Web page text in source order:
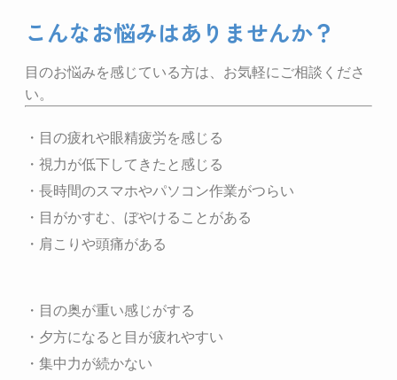
こんなお悩みはありませんか？
目のお悩みを感じている方は、お気軽にご相談くださ
い。
・目の疲れや眼精疲労を感じる
・視力が低下してきたと感じる
・長時間のスマホやパソコン作業がつらい
・目がかすむ、ぼやけることがある
・肩こりや頭痛がある
・目の奥が重い感じがする
・夕方になると目が疲れやすい
・集中力が続かない